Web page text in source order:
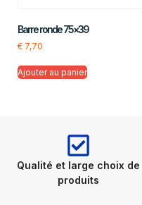
Barre ronde 75×39
€ 7,70
Ajouter au panier
Qualité et large choix de
produits